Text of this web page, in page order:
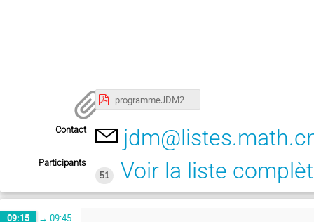
programmeJDM2020.pdf
Contact
Participants
51
Voir la liste
09:15 → 09:45